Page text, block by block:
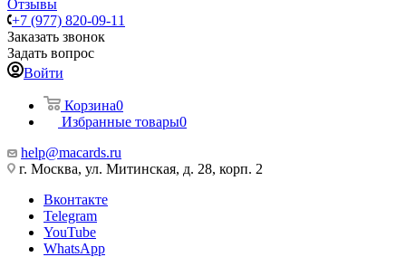
Отзывы
+7 (977) 820-09-11
Заказать звонок
Задать вопрос
Войти
Корзина0
Избранные товары0
help@macards.ru
г. Москва, ул. Митинская, д. 28, корп. 2
Вконтакте
Telegram
YouTube
WhatsApp